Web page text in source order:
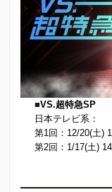
■VS.超特急SP
日本テレビ系：
第1回：12/20(土)
第2回：1/17(土)